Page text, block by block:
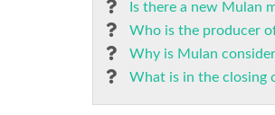
Is there a new Mulan
Who is the producer
Why is Mulan
What is in the closing